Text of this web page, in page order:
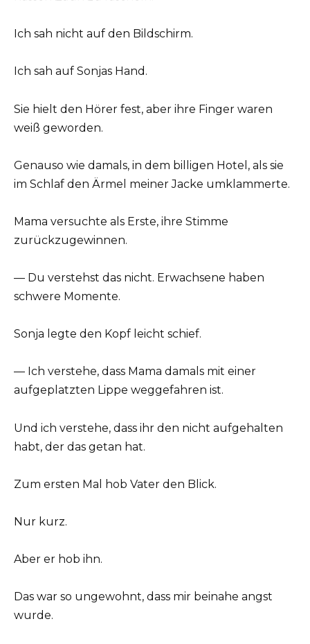
Ich sah nicht auf den Bildschirm.
Ich sah auf Sonjas Hand.
Sie hielt den Hörer fest, aber ihre Finger waren
weiß geworden.
Genauso wie damals, in dem billigen Hotel, als sie
im Schlaf den Ärmel meiner Jacke umklammerte.
Mama versuchte als Erste, ihre Stimme
zurückzugewinnen.
— Du verstehst das nicht. Erwachsene haben
schwere Momente.
Sonja legte den Kopf leicht schief.
— Ich verstehe, dass Mama damals mit einer
aufgeplatzten Lippe weggefahren ist.
Und ich verstehe, dass ihr den nicht aufgehalten
habt, der das getan hat.
Zum ersten Mal hob Vater den Blick.
Nur kurz.
Aber er hob ihn.
Das war so ungewohnt, dass mir beinahe angst
wurde.